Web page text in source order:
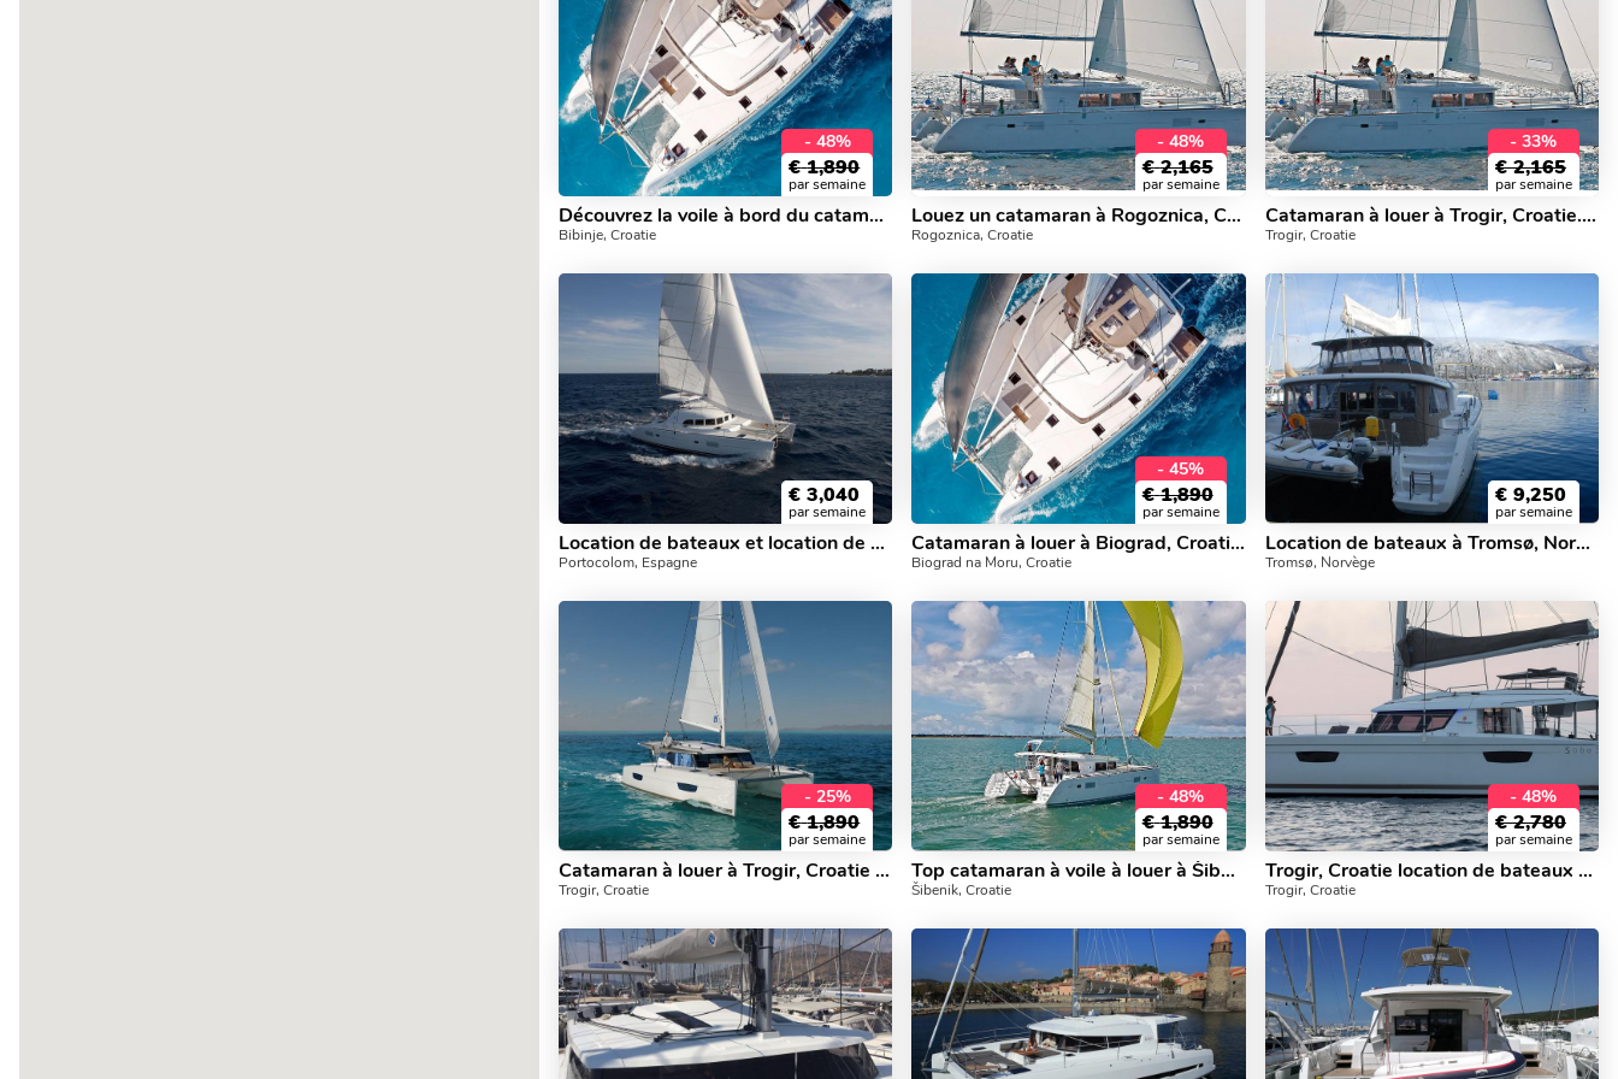
- 48%
€ 1,890
par semaine
Découvrez la voile à bord du catamaran MAJA V de 39 pieds à louer à Bibinje, Zadar, Croatie - un yacht à 6 cabines.
Bibinje, Croatie
- 48%
€ 2,165
par semaine
Louez un catamaran à Rogoznica, Croatie - découvrez la voile sur un yacht charter.
Rogoznica, Croatie
- 33%
€ 2,165
par semaine
Catamaran à louer à Trogir, Croatie. Profitez d'une excellente location de yacht pour 8 personnes.
Trogir, Croatie
€ 3,040
par semaine
Location de bateaux et location de yachts à Portocolom, Espagne, jusqu'à 8 personnes.
Portocolom, Espagne
- 45%
€ 1,890
par semaine
Catamaran à louer à Biograd, Croatie. Réservez une location de yacht pour 8 personnes.
Biograd na Moru, Croatie
€ 9,250
par semaine
Location de bateaux à Tromsø, Norvège pour un maximum de 8 personnes - découvrez la voile sur un catamaran.
Tromsø, Norvège
- 25%
€ 1,890
par semaine
Catamaran à louer à Trogir, Croatie - un yacht pour jusqu'à 8 personnes.
Trogir, Croatie
- 48%
€ 1,890
par semaine
Top catamaran à voile à louer à Šibenik, Croatie.
Šibenik, Croatie
- 48%
€ 2,780
par semaine
Trogir, Croatie location de bateaux - louez un bateau pouvant accueillir jusqu'à 12 personnes.
Trogir, Croatie